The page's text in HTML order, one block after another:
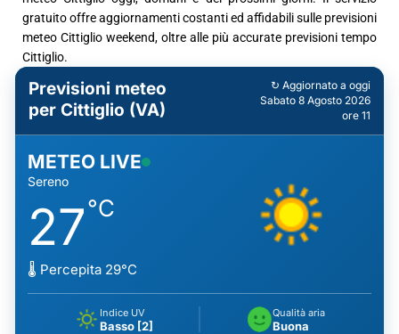
gratuito offre aggiornamenti costanti ed affidabili sulle previsioni
meteo Cittiglio weekend, oltre alle più accurate previsioni tempo
Cittiglio.
Previsioni meteo
per Cittiglio (VA)
↻ Aggiornato a oggi
Sabato 8 Agosto 2026
ore 11
METEO LIVE
Sereno
27°C
🌡️ Percepita 29°C
Indice UV
Basso [2]
Qualità aria
Buona